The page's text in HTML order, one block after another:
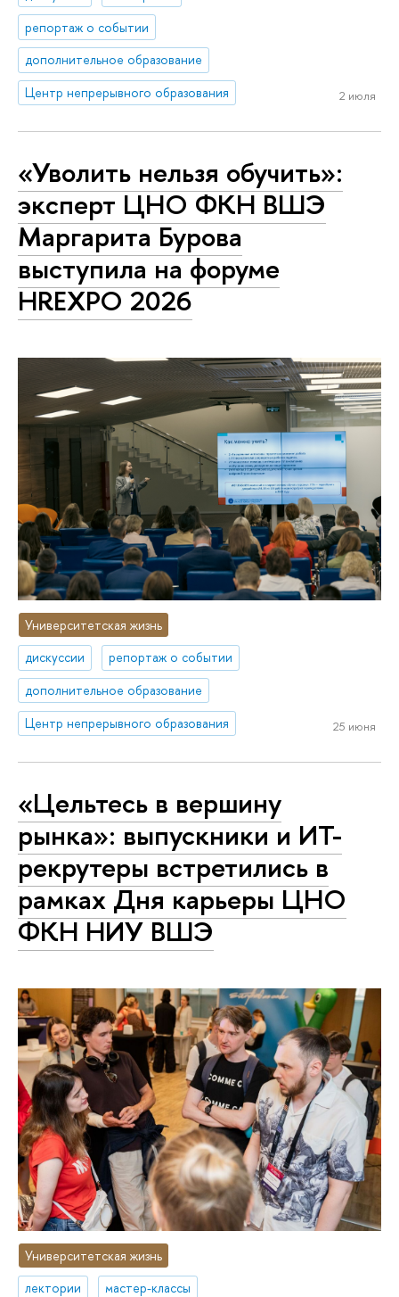
репортаж о событии
дополнительное образование
Центр непрерывного образования
2 июля
«Уволить нельзя обучить»:
эксперт ЦНО ФКН ВШЭ
Маргарита Бурова
выступила на форуме
HREXPO 2026
Университетская жизнь
дискуссии
репортаж о событии
дополнительное образование
Центр непрерывного образования
25 июня
«Цельтесь в вершину
рынка»: выпускники и ИТ-
рекрутеры встретились в
рамках Дня карьеры ЦНО
ФКН НИУ ВШЭ
Университетская жизнь
лектории
мастер-классы